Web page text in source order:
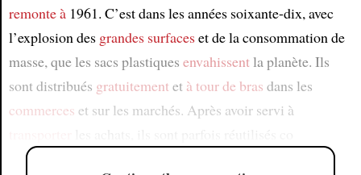
remonte à1961. C’est dans les années soixante-dix, avec
l’explosion des grandes surfaceset de la consommation de
masse, que les sacs plastiques envahissentla planète. Ils
sont distribués gratuitementet à tour de bras dans les
commerces et sur les marchés. Après avoir servi à